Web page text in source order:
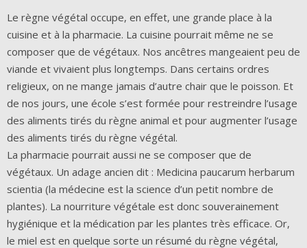
Le règne végétal occupe, en effet, une grande place à la
cuisine et à la pharmacie. La cuisine pourrait même ne se
composer que de végétaux. Nos ancêtres mangeaient peu de
viande et vivaient plus longtemps. Dans certains ordres
religieux, on ne mange jamais d’autre chair que le poisson. Et
de nos jours, une école s’est formée pour restreindre l’usage
des aliments tirés du règne animal et pour augmenter l’usage
des aliments tirés du règne végétal.
La pharmacie pourrait aussi ne se composer que de
végétaux. Un adage ancien dit : Medicina paucarum herbarum
scientia (la médecine est la science d’un petit nombre de
plantes). La nourriture végétale est donc souverainement
hygiénique et la médication par les plantes très efficace. Or,
le miel est en quelque sorte un résumé du règne végétal,